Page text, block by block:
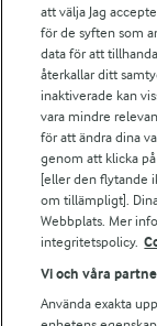
Arlas kundportal
Arla.com
Falbygdens Ost
Arla webbshop
Bildbank
Följ oss
att välja Jag
för de syften som
data för att
återkallar ditt
inaktiverade kan
vara mindre
för att ändra dina
genom att klicka
[eller den flytande
om tillämpligt].
Webbplats. Mer
integritetspolicy.
Vi och våra
Använda exakta